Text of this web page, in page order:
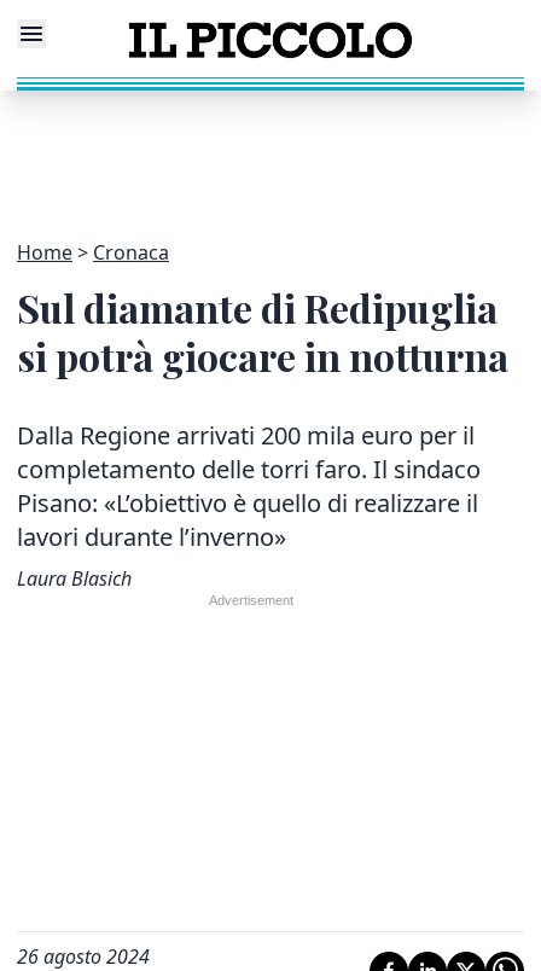
Home Cronaca
Sul diamante di Redipuglia
si potrà giocare in notturna
Dalla Regione arrivati 200 mila euro per il
completamento delle torri faro. Il sindaco
Pisano: «L’obiettivo è quello di realizzare il
lavori durante l’inverno»
Laura Blasich
26 agosto 2024